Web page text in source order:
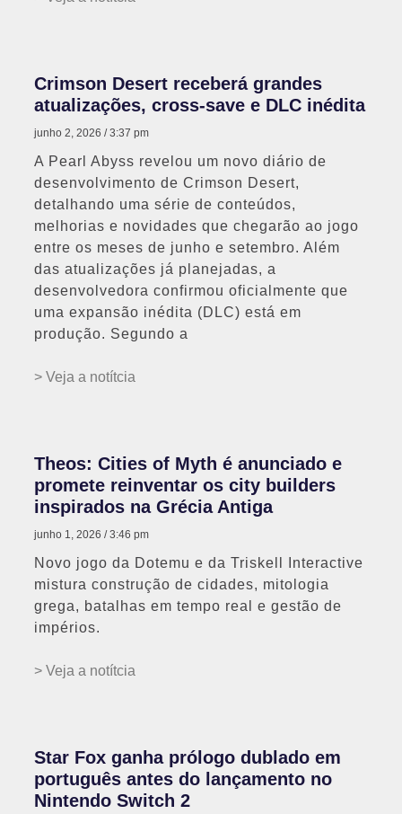
Crimson Desert receberá grandes
atualizações, cross-save e DLC inédita
junho 2, 2026 3:37 pm
A Pearl Abyss revelou um novo diário de
desenvolvimento de Crimson Desert,
detalhando uma série de conteúdos,
melhorias e novidades que chegarão ao jogo
entre os meses de junho e setembro. Além
das atualizações já planejadas, a
desenvolvedora confirmou oficialmente que
uma expansão inédita (DLC) está em
produção. Segundo a
> Veja a notítcia
Theos: Cities of Myth é anunciado e
promete reinventar os city builders
inspirados na Grécia Antiga
junho 1, 2026 3:46 pm
Novo jogo da Dotemu e da Triskell Interactive
mistura construção de cidades, mitologia
grega, batalhas em tempo real e gestão de
impérios.
> Veja a notítcia
Star Fox ganha prólogo dublado em
português antes do lançamento no
Nintendo Switch 2